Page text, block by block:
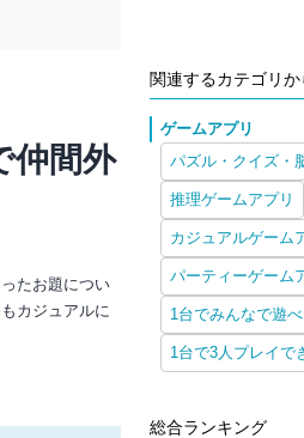
仲間外
たお題につい
カジュアルに
関連するカテゴリ
ゲームアプリ
パズル・クイズ・
推理ゲームアプリ
カジュアルゲーム
パーティーゲーム
1台でみんなで遊
1台で3人プレイで
総合ランキング